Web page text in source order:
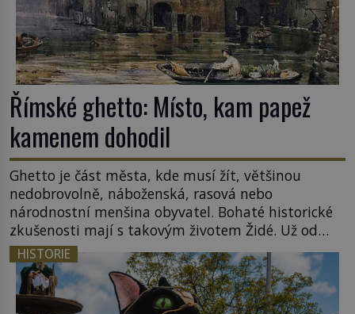
Římské ghetto: Místo, kam papež
kamenem dohodil
Ghetto je část města, kde musí žít, většinou
nedobrovolně, náboženská, rasová nebo
národnostní menšina obyvatel. Bohaté historické
zkušenosti mají s takovým životem Židé. Už od
středověku jsou totiž v každou chvíli nuceni v
nějakém žít. Mezi ty nejslavnější patří i římské
ghetto založené v roce 1555. Pokud jde o vztah
k Židům, nemá se Řím čím chlubit. […]
HISTORIE